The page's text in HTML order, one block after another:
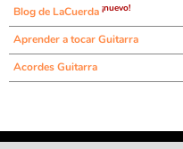
Blog de LaCuerda ¡nuevo!
Aprender a tocar Guitarra
Acordes Guitarra